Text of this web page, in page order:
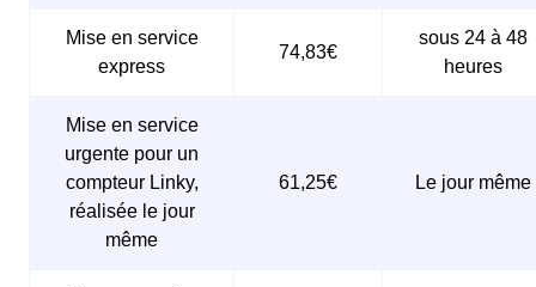
Mise en service
express
74,83€
sous 24 à 48
heures
Mise en service
urgente pour un
compteur Linky,
réalisée le jour
même
61,25€ Le jour même